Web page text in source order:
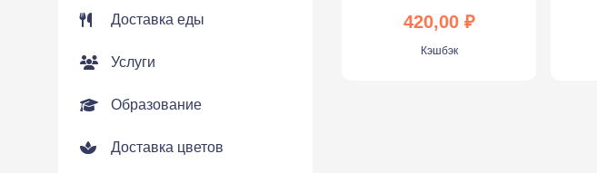
Доставка еды
Услуги
Образование
Доставка цветов
420,00 ₽
Кэшбэк